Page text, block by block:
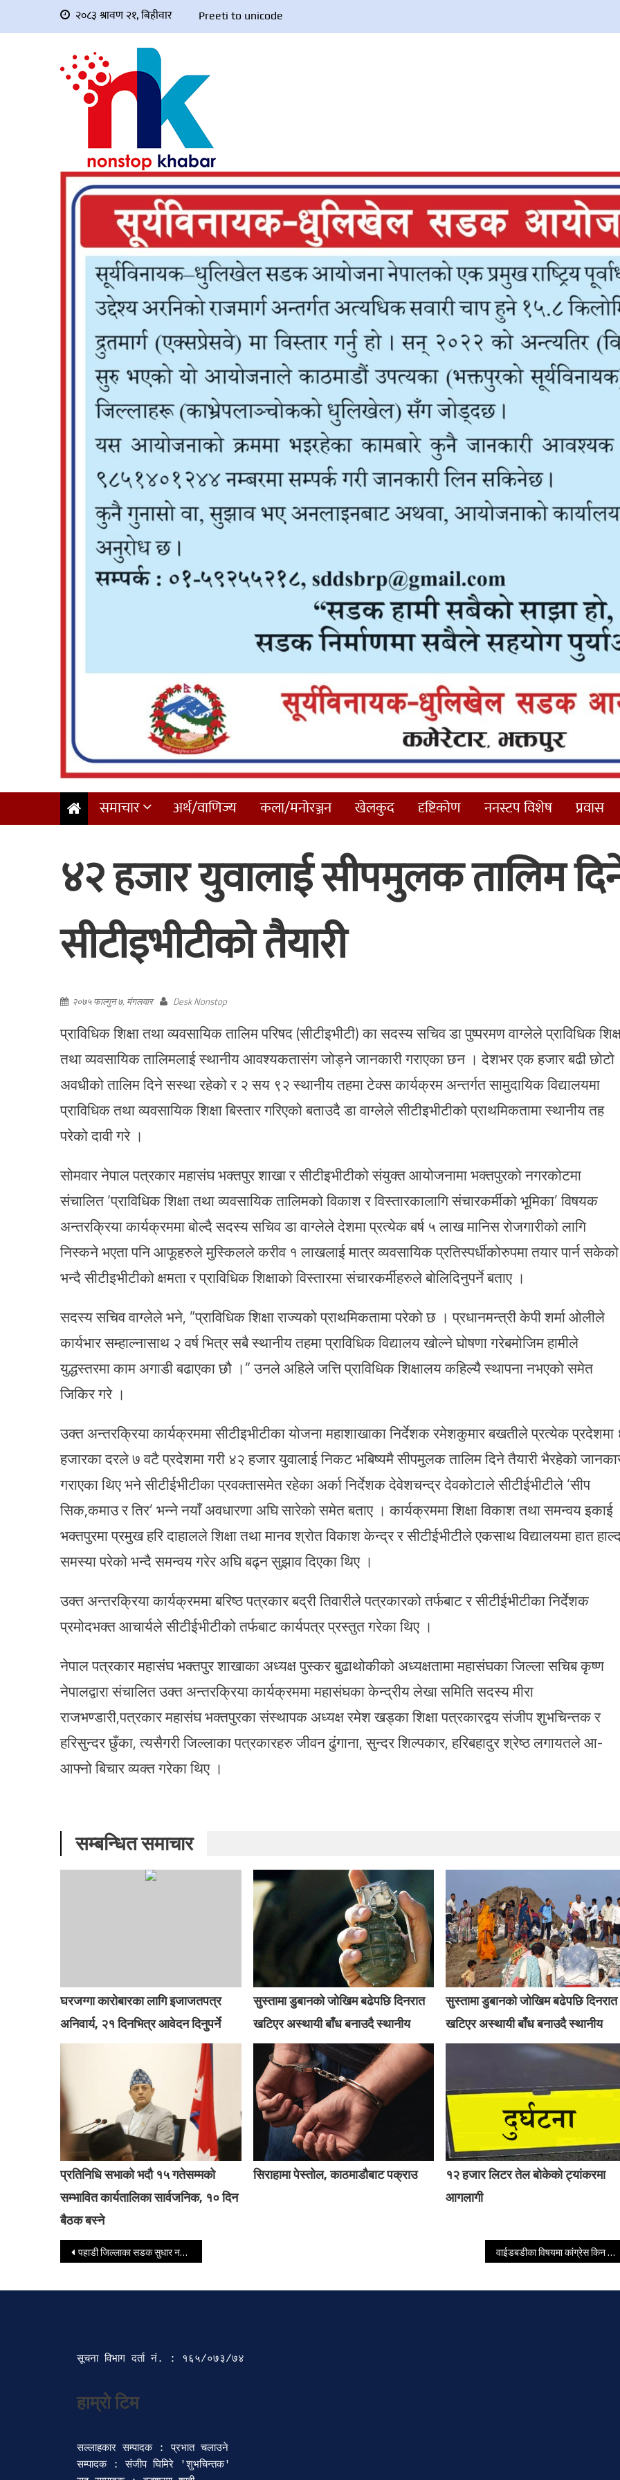
२०८३ श्रावण २१, बिहीवार Preeti to unicode
समाचार अर्थ/वाणिज्य कला/मनोरञ्जन खेलकुद दृष्टिकोण ननस्टप विशेष प्रवास
४२ हजार युवालाई सीपमुलक तालिम
सीटीइभीटीको तैयारी
२०७५ फाल्गुन ७, मंगलवार Desk Nonstop
प्राविधिक शिक्षा तथा व्यवसायिक तालिम परिषद (सीटीइभीटी) का सदस्य सचिव डा पुष्परमण वाग्लेले प्राविधिक
तथा व्यवसायिक तालिमलाई स्थानीय आवश्यकतासंग जोड्ने जानकारी गराएका छन । देशभर एक हजार बढी छोटो
अवधीको तालिम दिने सस्था रहेको र २ सय ९२ स्थानीय तहमा टेक्स कार्यक्रम अन्तर्गत सामुदायिक विद्यालयमा
प्राविधिक तथा व्यवसायिक शिक्षा बिस्तार गरिएको बताउदै डा वाग्लेले सीटीइभीटीको प्राथमिकतामा स्थानीय तह
परेको दावी गरे ।
सोमवार नेपाल पत्रकार महासंघ भक्तपुर शाखा र सीटीइभीटीको संयुक्त आयोजनामा भक्तपुरको नगरकोटमा
संचालित ‘प्राविधिक शिक्षा तथा व्यवसायिक तालिमको विकाश र विस्तारकालागि संचारकर्मीको भूमिका’ विषयक
अन्तरक्रिया कार्यक्रममा बोल्दै सदस्य सचिव डा वाग्लेले देशमा प्रत्येक बर्ष ५ लाख मानिस रोजगारीको लागि
निस्कने भएता पनि आफूहरुले मुस्किलले करीव १ लाखलाई मात्र व्यवसायिक प्रतिस्पर्धीकोरुपमा तयार पार्न सकेको
भन्दै सीटीइभीटीको क्षमता र प्राविधिक शिक्षाको विस्तारमा संचारकर्मीहरुले बोलिदिनुपर्ने बताए ।
सदस्य सचिव वाग्लेले भने, ”प्राविधिक शिक्षा राज्यको प्राथमिकतामा परेको छ । प्रधानमन्त्री केपी शर्मा ओलीले
कार्यभार सम्हाल्नासाथ २ वर्ष भित्र सबै स्थानीय तहमा प्राविधिक विद्यालय खोल्ने घोषणा गरेबमोजिम हामीले
युद्धस्तरमा काम अगाडी बढाएका छौ ।” उनले अहिले जत्ति प्राविधिक शिक्षालय कहिल्यै स्थापना नभएको समेत
जिकिर गरे ।
उक्त अन्तरक्रिया कार्यक्रममा सीटीइभीटीका योजना महाशाखाका निर्देशक रमेशकुमार बखतीले प्रत्येक प्रदेशमा
हजारका दरले ७ वटै प्रदेशमा गरी ४२ हजार युवालाई निकट भबिष्यमै सीपमुलक तालिम दिने तैयारी भैरहेको
गराएका थिए भने सीटीईभीटीका प्रवक्तासमेत रहेका अर्का निर्देशक देवेशचन्द्र देवकोटाले सीटीईभीटीले ‘सीप
सिक,कमाउ र तिर’ भन्ने नयाँ अवधारणा अघि सारेको समेत बताए । कार्यक्रममा शिक्षा विकाश तथा समन्वय इकाई
भक्तपुरमा प्रमुख हरि दाहालले शिक्षा तथा मानव श्रोत विकाश केन्द्र र सीटीईभीटीले एकसाथ विद्यालयमा हात
समस्या परेको भन्दै समन्वय गरेर अघि बढ्न सुझाव दिएका थिए ।
उक्त अन्तरक्रिया कार्यक्रममा बरिष्ठ पत्रकार बद्री तिवारीले पत्रकारको तर्फबाट र सीटीईभीटीका निर्देशक
प्रमोदभक्त आचार्यले सीटीईभीटीको तर्फबाट कार्यपत्र प्रस्तुत गरेका थिए ।
नेपाल पत्रकार महासंघ भक्तपुर शाखाका अध्यक्ष पुस्कर बुढाथोकीको अध्यक्षतामा महासंघका जिल्ला सचिब कृष्ण
नेपालद्वारा संचालित उक्त अन्तरक्रिया कार्यक्रममा महासंघका केन्द्रीय लेखा समिति सदस्य मीरा
राजभण्डारी,पत्रकार महासंघ भक्तपुरका संस्थापक अध्यक्ष रमेश खड्का शिक्षा पत्रकारद्वय संजीप शुभचिन्तक र
हरिसुन्दर छुँका, त्यसैगरी जिल्लाका पत्रकारहरु जीवन ढुंगाना, सुन्दर शिल्पकार, हरिबहादुर श्रेष्ठ लगायतले आ-
आफ्नो बिचार व्यक्त गरेका थिए ।
सम्बन्धित समाचार
घरजग्गा कारोबारका लागि इजाजतपत्र
अनिवार्य, २१ दिनभित्र आवेदन दिनुपर्ने
सुस्तामा डुबानको जोखिम बढेपछि दिनरात
खटिएर अस्थायी बाँध बनाउदै स्थानीय
सुस्तामा डुबानको जोखिम बढेपछि दिनरात
खटिएर अस्थायी बाँध बनाउदै स्थानीय
प्रतिनिधि सभाको भदौ १५ गतेसम्मको
सम्भावित कार्यतालिका सार्वजनिक, १० दिन
बैठक बस्ने
सिराहामा पेस्तोल, काठमाडौबाट पक्राउ
१२ हजार लिटर तेल बोकेको ट्यांकरमा
आगलागी
Post navigation
पहाडी जिल्लाका सडक सुधार नहुँदा यात्रु उच्च जोखिममा वाईडबडीका विषयमा कांग्रेस किन मौन ?
सूचना विभाग दर्ता‍ नं. : १६५/०७३/७४
हाम्रो टिम
सल्लाहकार सम्पादक : प्रभात चलाउने
सम्पादक : संजीप घिमिरे 'शुभचिन्तक'